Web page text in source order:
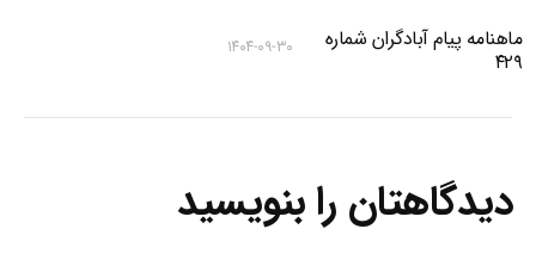
ماهنامه پیام آبادگران شماره
۴۲۹
۱۴۰۴-۰۹-۳۰
دیدگاهتان را بنویسید